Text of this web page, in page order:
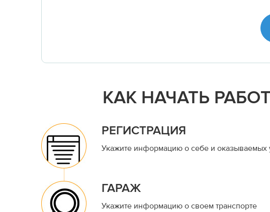
КАК НАЧАТЬ
РЕГИСТРАЦИЯ
Укажите информацию о себе и оказываемых
ГАРАЖ
Укажите информацию о своем транспорте